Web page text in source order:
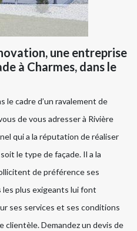
une entreprise
à Charmes, dans le
le cadre d’un ravalement de
de vous adresser à Rivière
qui a la réputation de réaliser
le type de façade. Il a la
de préférence ses
les plus exigeants lui font
ses services et ses conditions
clientèle. Demandez un devis de